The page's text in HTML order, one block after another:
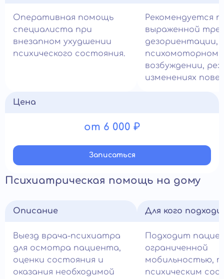
Оперативная помощь
специалиста при
внезапном ухудшении
психического состояния.
Рекомендуется
выраженной
дезориентации,
психомоторном
возбуждении,
изменениях
Цена
от 6 000 ₽
Записатьcя
Психиатрическая помощь на дому
Описание
Выезд врача-психиатра
для осмотра пациента,
оценки состояния и
оказания необходимой
Для кого
Подходит
ограниченной
мобильностью,
психическим